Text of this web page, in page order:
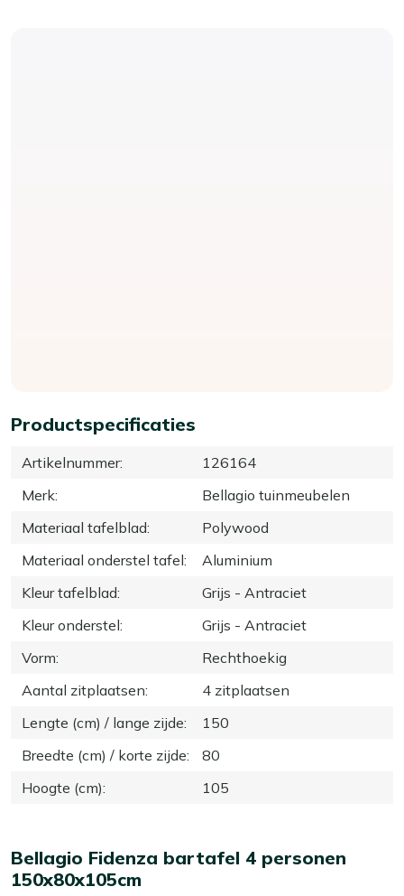
Productspecificaties
Artikelnummer:
126164
Merk:
Bellagio tuinmeubelen
Materiaal tafelblad:
Polywood
Materiaal onderstel tafel:
Aluminium
Kleur tafelblad:
Grijs - Antraciet
Kleur onderstel:
Grijs - Antraciet
Vorm:
Rechthoekig
Aantal zitplaatsen:
4 zitplaatsen
Lengte (cm) / lange zijde:
150
Breedte (cm) / korte zijde:
80
Hoogte (cm): 105
Bellagio Fidenza bartafel 4 personen
150x80x105cm